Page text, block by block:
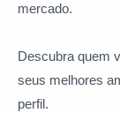
mercado.
Descubra quem
seus melhores
perfil.